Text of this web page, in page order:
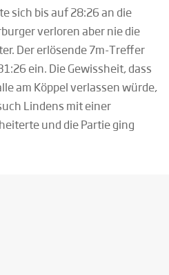
sich bis auf 28:26 an die
verloren aber nie die
Der erlösende 7m-Treffer
ein. Die Gewissheit, dass
am Köppel verlassen würde,
Lindens mit einer
und die Partie ging